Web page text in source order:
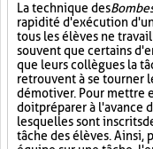
La technique des
rapidité d'exécution
tous les élèves ne
souvent que certains
que leurs collègues la
retrouvent à se tourner
démotiver. Pour mettre
doit préparer à l'avance
lesquelles sont inscrits
tâche des élèves. Ainsi,